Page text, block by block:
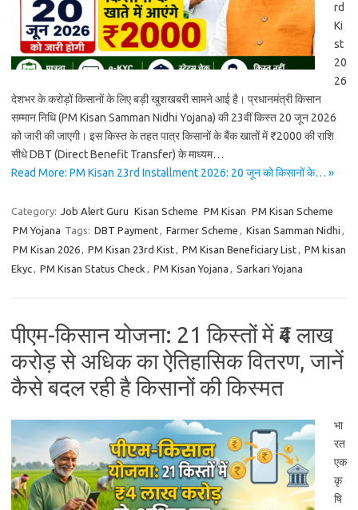
rd
Ki
st
20
26
देशभर के करोड़ों किसानों के लिए बड़ी खुशखबरी सामने आई है। प्रधानमंत्री किसान
सम्मान निधि (PM Kisan Samman Nidhi Yojana) की 23वीं किस्त 20 जून 2026
को जारी की जाएगी। इस किस्त के तहत पात्र किसानों के बैंक खातों में ₹2000 की राशि
सीधे DBT (Direct Benefit Transfer) के माध्यम…
Read More: PM Kisan 23rd Installment 2026: 20 जून को किसानों के… »
Category: Job Alert Guru Kisan Scheme PM Kisan PM Kisan Scheme
PM Yojana Tags: DBT Payment, Farmer Scheme , Kisan Samman Nidhi ,
PM Kisan 2026, PM Kisan 23rd Kist, PM Kisan Beneficiary List, PM kisan
Ekyc, PM Kisan Status Check , PM Kisan Yojana , Sarkari Yojana
पीएम-किसान योजना: 21 किस्तों में ₹4 लाख
करोड़ से अधिक का ऐतिहासिक वितरण, जानें
कैसे बदल रही है किसानों की किस्मत
भा
रत
एक
कृ
षि